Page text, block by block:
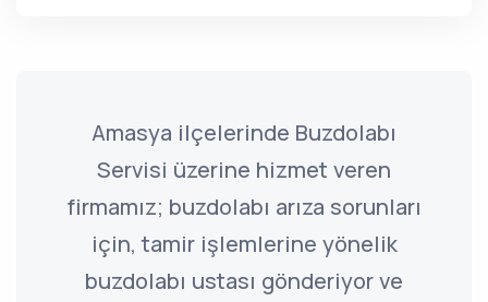
Amasya ilçelerinde Buzdolabı
Servisi üzerine hizmet veren
firmamız; buzdolabı arıza sorunları
için, tamir işlemlerine yönelik
buzdolabı ustası gönderiyor ve